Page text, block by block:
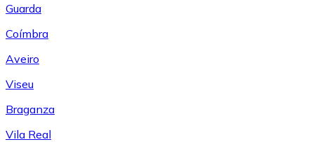
Guarda
Coímbra
Aveiro
Viseu
Braganza
Vila Real